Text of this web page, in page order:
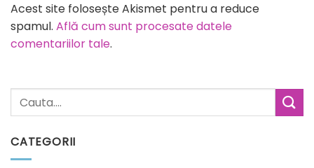
CATEGORII
Acest site folosește Akismet pentru a reduce
spamul. Află cum sunt procesate datele
comentariilor tale.